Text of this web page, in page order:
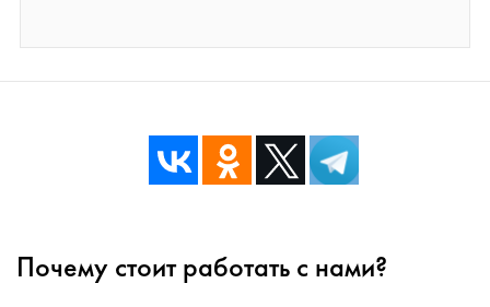
Почему стоит работать с нами?